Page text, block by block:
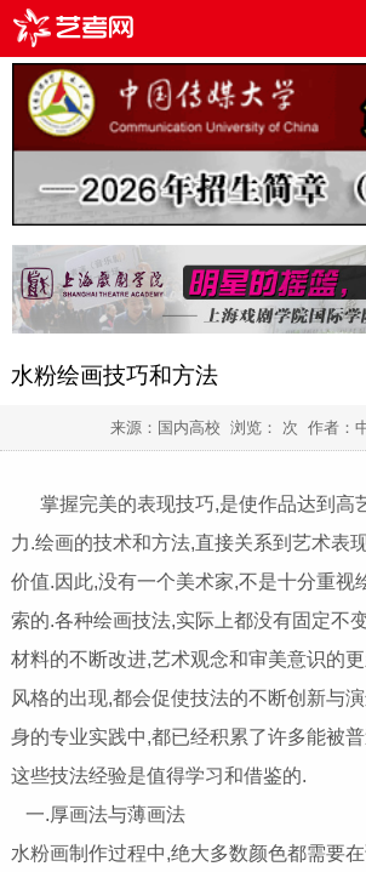
水粉绘画技巧和方法
来源：国内高校 浏览： 次 作者：
掌握完美的表现技巧,是使作品达到高
力.绘画的技术和方法,直接关系到艺术表
价值.因此,没有一个美术家,不是十分重视
索的.各种绘画技法,实际上都没有固定不
材料的不断改进,艺术观念和审美意识的
风格的出现,都会促使技法的不断创新与
身的专业实践中,都已经积累了许多能被
这些技法经验是值得学习和借鉴的.
一.厚画法与薄画法
水粉画制作过程中,绝大多数颜色都需要